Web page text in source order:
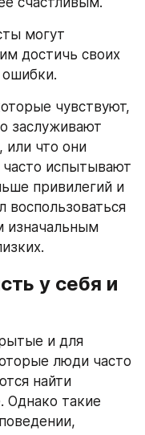
могут
достичь своих
ошибки.
чувствуют,
заслуживают
или что они
испытывают
привилегий и
изначальным
у себя и
и для
люди часто
найти
Однако такие